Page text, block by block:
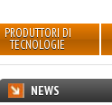
PRODUTTORI DI
TECNOLOGIE
NEWS